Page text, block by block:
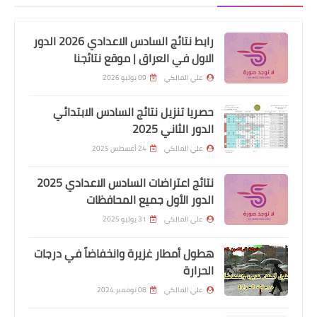
بخصوص البطاقة الائتمانية ( بطاقة
التقسيط ) وشنو الفائدة من البطاقة
وايضا عمولات البطاقة ف راح اوضلحكم
بالتفصيل كل الاشياء بالبطاقة
وزير العمل يتفقَّـد مركز تكنولوجيا
المعلومات ويشدد على الإسراع في كشف
المتجاوزين على شبكة الحماية الاجتماعية
رابط نتائج السادس الاعدادي 2026 الدور
الاول في العراق | موقع نتائجنا
علي المالكي 09 يوليو 2026
حصريا تنزيل نتائج السادس الابتدائي
الدور الثاني 2025
علي المالكي 24 أغسطس 2025
نتائج اعتراضات السادس الاعدادي 2025
الدور الأول جميع المحافظات
علي المالكي 31 يوليو 2025
هطول أمطار غزيرة وانخفاضاً في درجات
الحرارة
علي المالكي 08 نوفمبر 2024